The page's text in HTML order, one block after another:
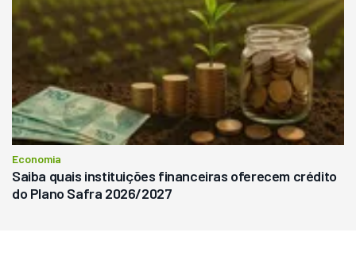
Economia
Saiba quais instituições financeiras oferecem crédito
do Plano Safra 2026/2027